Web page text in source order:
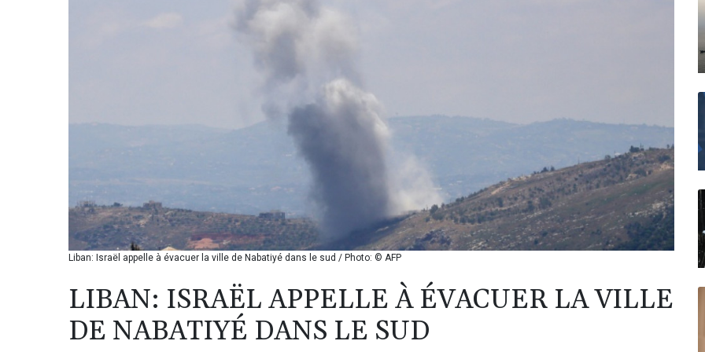
Liban: Israël appelle à évacuer la ville de Nabatiyé dans le sud / Photo: © AFP
LIBAN: ISRAËL APPELLE À ÉVACUER LA VILLE
DE NABATIYÉ DANS LE SUD